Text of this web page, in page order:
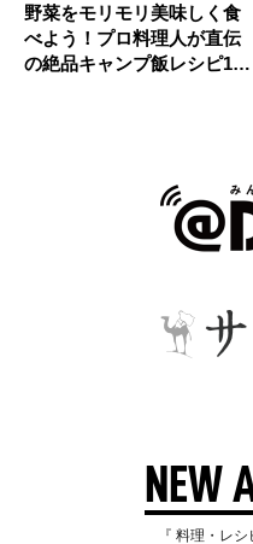
野菜をモリモリ美味しく食
べよう！プロ料理人が直伝
の絶品キャンプ飯レシピ19
NEW
『 料理・レ